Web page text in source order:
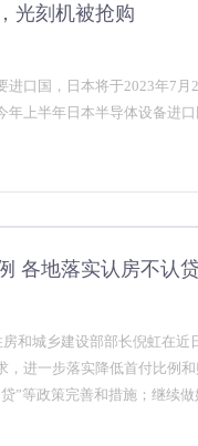
光刻机被抢购
口国，日本将于2023年7月
年上半年日本半导体设备进
各地落实认房不认
和城乡建设部部长倪虹在近
，进一步落实降低首付比例
”等政策完善和措施；继续